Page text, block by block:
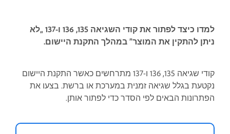
למדו כיצד לפתור את קודי השגיאה 135, 136 ו-137 „לא
ניתן להתקין את המוצר” במהלך התקנת היישום.
קודי שגיאה 135, 136 ו-137 מתרחשים כאשר התקנת היישום
נקטעת בגלל שגיאה זמנית במערכת או ברשת. בצעו את
הפתרונות הבאים לפי הסדר כדי לפתור אותן.